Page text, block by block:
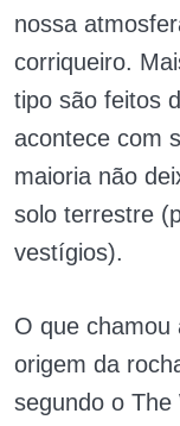
nossa
corriqueiro.
tipo são feitos
acontece com
maioria não
solo terrestre
vestígios).
O que chamou
origem da
segundo o